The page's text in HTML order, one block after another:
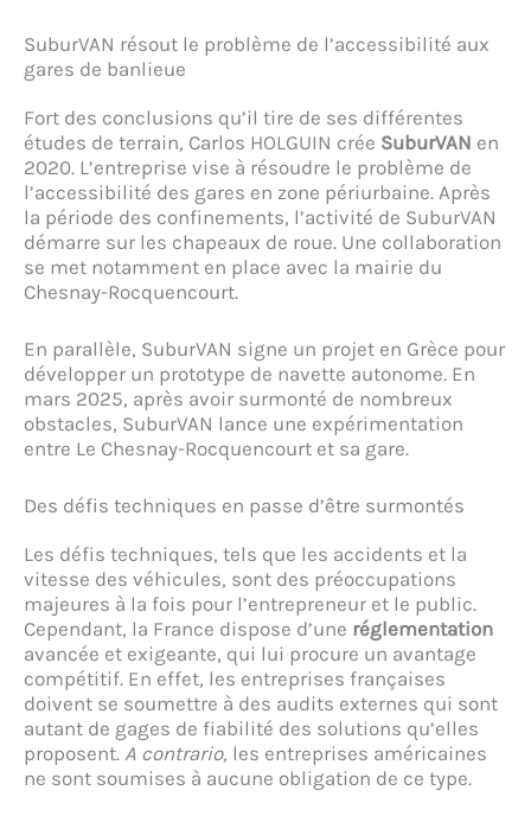
SuburVAN résout le problème de l’accessibilité aux
gares de banlieue
Fort des conclusions qu’il tire de ses différentes
études de terrain, Carlos HOLGUIN crée SuburVAN en
2020. L’entreprise vise à résoudre le problème de
l’accessibilité des gares en zone périurbaine. Après
la période des confinements, l’activité de SuburVAN
démarre sur les chapeaux de roue. Une collaboration
se met notamment en place avec la mairie du
Chesnay-Rocquencourt.
En parallèle, SuburVAN signe un projet en Grèce pour
développer un prototype de navette autonome. En
mars 2025, après avoir surmonté de nombreux
obstacles, SuburVAN lance une expérimentation
entre Le Chesnay-Rocquencourt et sa gare.
Des défis techniques en passe d’être surmontés
Les défis techniques, tels que les accidents et la
vitesse des véhicules, sont des préoccupations
majeures à la fois pour l’entrepreneur et le public.
Cependant, la France dispose d’une réglementation
avancée et exigeante, qui lui procure un avantage
compétitif. En effet, les entreprises françaises
doivent se soumettre à des audits externes qui sont
autant de gages de fiabilité des solutions qu’elles
proposent. A contrario, les entreprises américaines
ne sont soumises à aucune obligation de ce type.